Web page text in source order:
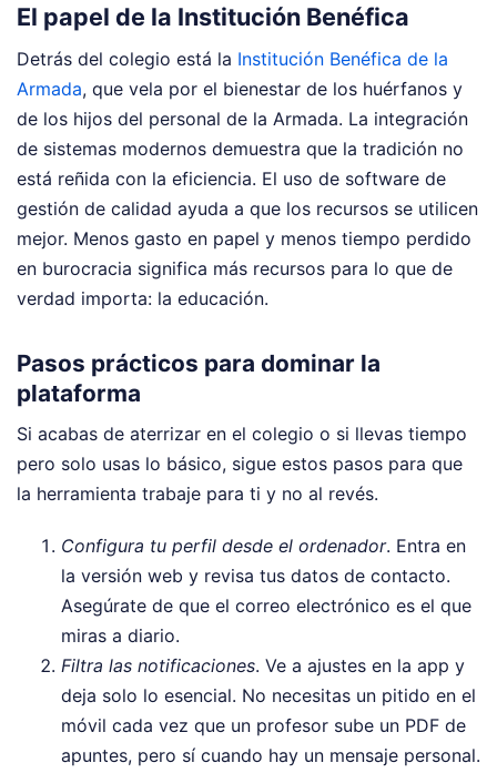
El papel de la Institución Benéfica
Detrás del colegio está la Institución Benéfica de la
Armada, que vela por el bienestar de los huérfanos y
de los hijos del personal de la Armada. La integración
de sistemas modernos demuestra que la tradición no
está reñida con la eficiencia. El uso de software de
gestión de calidad ayuda a que los recursos se utilicen
mejor. Menos gasto en papel y menos tiempo perdido
en burocracia significa más recursos para lo que de
verdad importa: la educación.
Pasos prácticos para dominar la
plataforma
Si acabas de aterrizar en el colegio o si llevas tiempo
pero solo usas lo básico, sigue estos pasos para que
la herramienta trabaje para ti y no al revés.
Configura tu perfil desde el ordenador. Entra en
la versión web y revisa tus datos de contacto.
Asegúrate de que el correo electrónico es el que
miras a diario.
Filtra las notificaciones. Ve a ajustes en la app y
deja solo lo esencial. No necesitas un pitido en el
móvil cada vez que un profesor sube un PDF de
apuntes, pero sí cuando hay un mensaje personal.